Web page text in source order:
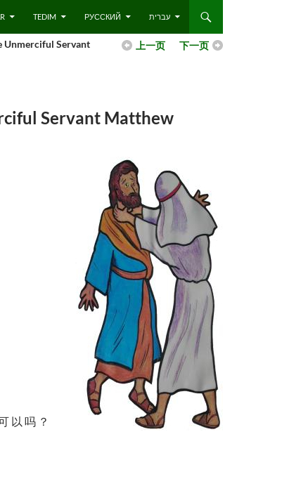
TEDIM РУССКИЙ עברית
下一页
上一页
Unmerciful Servant
Servant Matthew
以 吗 ？